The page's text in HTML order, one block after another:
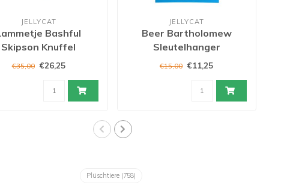
JELLYCAT
Bashful
Skipson Knuffel
€35,00 €26,25
JELLYCAT
Beer Bartholomew
Sleutelhanger
€15,00 €11,25
Plüschtiere (758)